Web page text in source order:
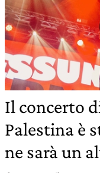
Il concerto
Palestina è
ne sarà un